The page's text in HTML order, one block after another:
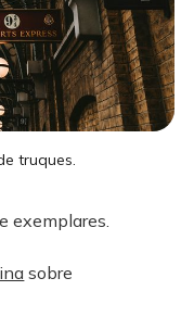
truques.
exemplares.
sobre